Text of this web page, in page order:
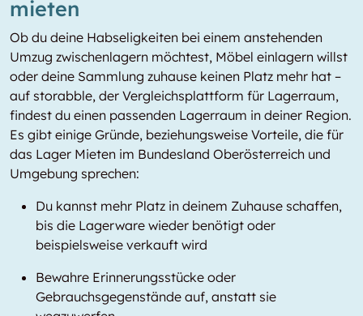
mieten
Ob du deine Habseligkeiten bei einem anstehenden
Umzug zwischenlagern möchtest, Möbel einlagern willst
oder deine Sammlung zuhause keinen Platz mehr hat –
auf storabble, der Vergleichsplattform für Lagerraum,
findest du einen passenden Lagerraum in deiner Region.
Es gibt einige Gründe, beziehungsweise Vorteile, die für
das Lager Mieten im Bundesland Oberösterreich und
Umgebung sprechen:
Du kannst mehr Platz in deinem Zuhause schaffen,
bis die Lagerware wieder benötigt oder
beispielsweise verkauft wird
Bewahre Erinnerungsstücke oder
Gebrauchsgegenstände auf, anstatt sie